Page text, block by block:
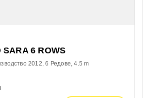
SARA 6 ROWS
2012 6 Редове 4.5 m